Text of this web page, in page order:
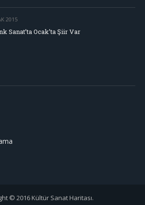
2015
Sanat’ta Ocak’ta Şiir Var
© 2016 Kültür Sanat Haritası.